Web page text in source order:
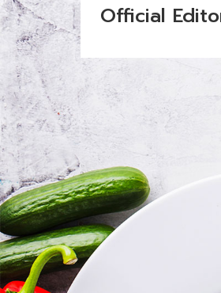
Official